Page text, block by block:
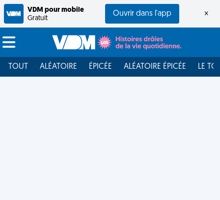
VDM pour mobile
Gratuit
Ouvrir dans l'app ×
TOUT ALÉATOIRE ÉPICÉE ALÉATOIRE ÉPICÉE LE